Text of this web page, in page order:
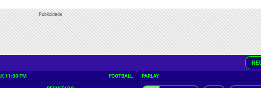
Publicidade